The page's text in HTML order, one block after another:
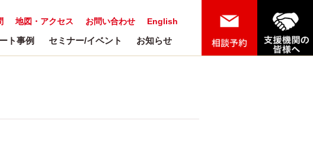
English
お問い合わせ
地図・アクセス
ト事例 セミナー/イベント お知らせ